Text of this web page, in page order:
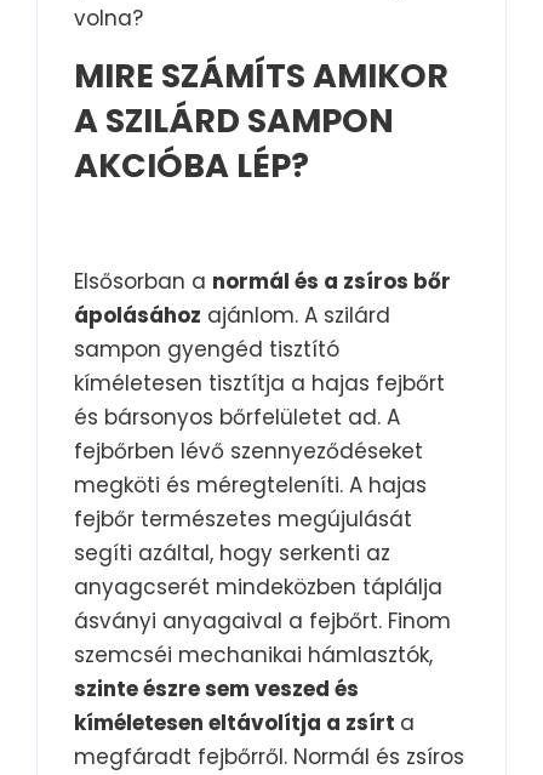
volna?
MIRE SZÁMÍTS AMIKOR
A SZILÁRD SAMPON
AKCIÓBA LÉP?
Elsősorban a normál és a zsíros bőr
ápolásához ajánlom. A szilárd
sampon gyengéd tisztító
kíméletesen tisztítja a hajas fejbőrt
és bársonyos bőrfelületet ad. A
fejbőrben lévő szennyeződéseket
megköti és méregteleníti. A hajas
fejbőr természetes megújulását
segíti azáltal, hogy serkenti az
anyagcserét mindeközben táplálja
ásványi anyagaival a fejbőrt. Finom
szemcséi mechanikai hámlasztók,
szinte észre sem veszed és
kíméletesen eltávolítja a zsírt a
megfáradt fejbőrről. Normál és zsíros